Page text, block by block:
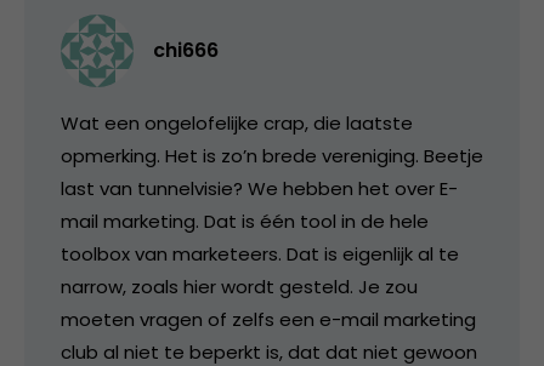
chi666
Wat een ongelofelijke crap, die laatste
opmerking. Het is zo’n brede vereniging. Beetje
last van tunnelvisie? We hebben het over E-
mail marketing. Dat is één tool in de hele
toolbox van marketeers. Dat is eigenlijk al te
narrow, zoals hier wordt gesteld. Je zou
moeten vragen of zelfs een e-mail marketing
club al niet te beperkt is, dat dat niet gewoon